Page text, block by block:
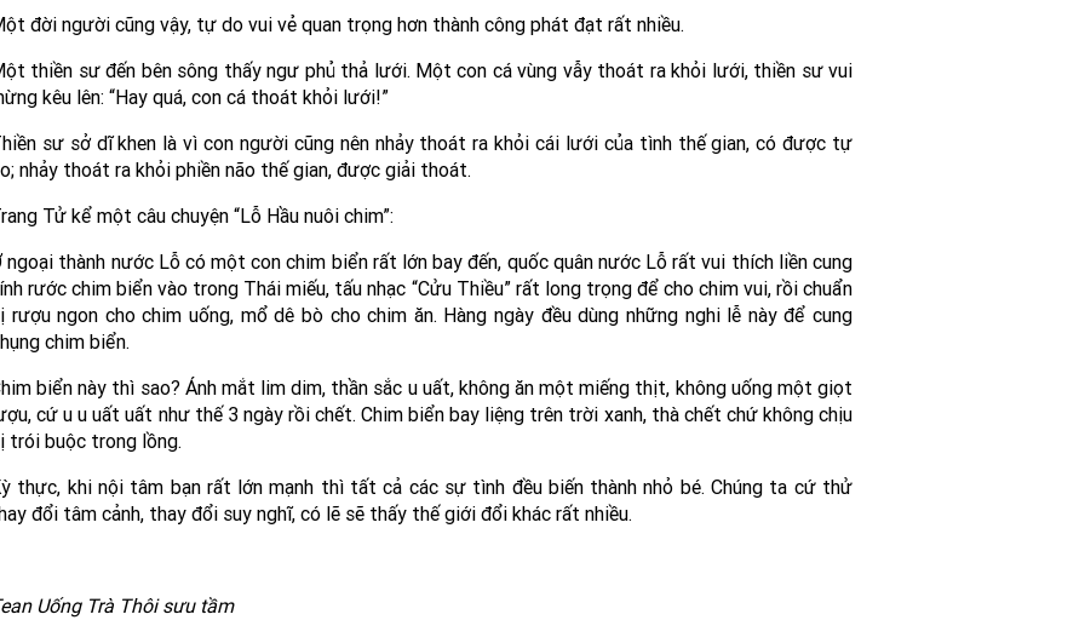
đời người cũng vậy, tự do vui vẻ quan trọng hơn thành công phát đạt rất nhiều.
thiền sư đến bên sông thấy ngư phủ thả lưới. Một con cá vùng vẫy thoát ra khỏi lưới, thiền sư vui
kêu lên: “Hay quá, con cá thoát khỏi lưới!”
sư sở dĩ khen là vì con người cũng nên nhảy thoát ra khỏi cái lưới của tình thế gian, có được tự
nhảy thoát ra khỏi phiền não thế gian, được giải thoát.
Tử kể một câu chuyện “Lỗ Hầu nuôi chim”:
ngoại thành nước Lỗ có một con chim biển rất lớn bay đến, quốc quân nước Lỗ rất vui thích liền cung
rước chim biển vào trong Thái miếu, tấu nhạc “Cửu Thiều” rất long trọng để cho chim vui, rồi chuẩn
rượu ngon cho chim uống, mổ dê bò cho chim ăn. Hàng ngày đều dùng những nghi lễ này để cung
chim biển.
biển này thì sao? Ánh mắt lim dim, thần sắc u uất, không ăn một miếng thịt, không uống một giọt
cứ u u uất uất như thế 3 ngày rồi chết. Chim biển bay liệng trên trời xanh, thà chết chứ không chịu
trói buộc trong lồng.
thực, khi nội tâm bạn rất lớn mạnh thì tất cả các sự tình đều biến thành nhỏ bé. Chúng ta cứ thử
đổi tâm cảnh, thay đổi suy nghĩ, có lẽ sẽ thấy thế giới đổi khác rất nhiều.
Uống Trà Thôi sưu tầm